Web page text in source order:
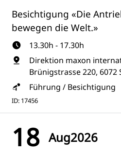
Besichtigung «Die
bewegen die Welt.»
13.30h - 17.30h
Direktion maxon
Brünigstrasse 220, 6072
Führung / Besichtigung
ID: 17456
18 Aug2026